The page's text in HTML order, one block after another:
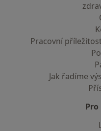
Pracovní
Jak řadíme